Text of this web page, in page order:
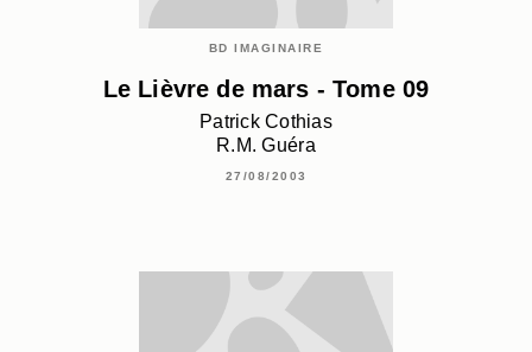
BD IMAGINAIRE
Le Lièvre de mars - Tome 09
Patrick Cothias
R.M. Guéra
27/08/2003